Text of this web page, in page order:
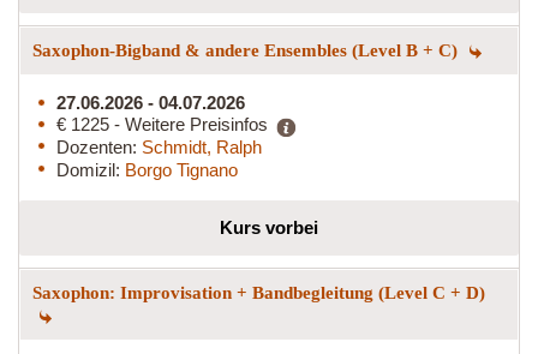
Saxophon-Bigband & andere Ensembles (Level B + C)
27.06.2026 - 04.07.2026
€ 1225 - Weitere Preisinfos
Dozenten: Schmidt, Ralph
Domizil: Borgo Tignano
Kurs vorbei
Saxophon: Improvisation + Bandbegleitung (Level C + D)